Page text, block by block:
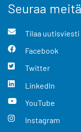
Seuraa meitä
Tilaa uutisviesti
Facebook
Twitter
LinkedIn
YouTube
Instagram